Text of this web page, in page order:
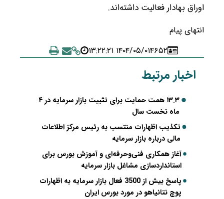
اوراق بهادار فعالیت داشته‌اند.
انتهای پیام
۴۶۵۲۱۴۰۴/۰۵/۰۱ ۱۳:۲۲:۲۱
اخبار مرتبط
۱۳.۳ همت حمایت برای تثبیت بازار سرمایه در ۴
ماه نخست سال
تکذیب اظهارات منتسب به رئیس مرکز اطلاعات
مالی درباره بازار سرمایه
آغاز همکاری فنی‌وحرفه‌ای و آموزش بورس برای
استانداردسازی مشاغل بازار سرمایه
پاسخ بیش از 3500 فعال بازار سرمایه به اظهارات
پوچ نتانیاهو در مورد بورس ایران